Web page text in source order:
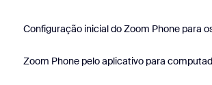
Configuração inicial do Zoom Phone para
Zoom Phone pelo aplicativo para